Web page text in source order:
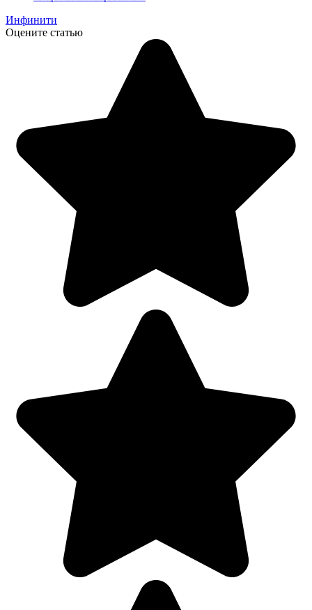
Инфинити
Оцените статью